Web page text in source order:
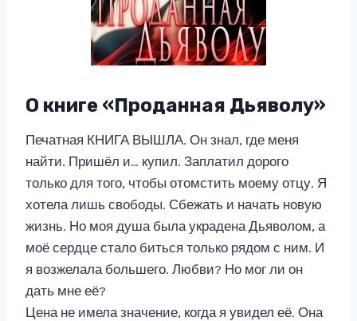
О книге «Проданная Дьяволу»
Печатная КНИГА ВЫШЛА. Он знал, где меня
найти. Пришёл и… купил. Заплатил дорого
только для того, чтобы отомстить моему отцу. Я
хотела лишь свободы. Сбежать и начать новую
жизнь. Но моя душа была украдена Дьяволом, а
моё сердце стало биться только рядом с ним. И
я возжелала большего. Любви? Но мог ли он
дать мне её?
Цена не имела значение, когда я увидел её. Она